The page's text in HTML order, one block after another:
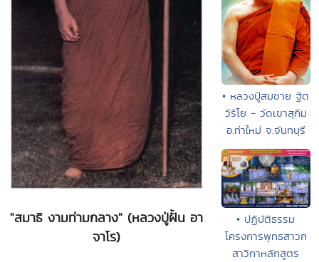
"สมาธิ งามท่ามกลาง" (หลวงปู่ฝั้น อา
จาโร)
• หลวงปู่สมชาย ฐิต
วิริโย - วัดเขาสุกิม
อ.ท่าใหม่ จ.จันทบุรี
• ปฏิบัติธรรม
โครงการพุทธสาวก
สาวิกาหลักสูตร